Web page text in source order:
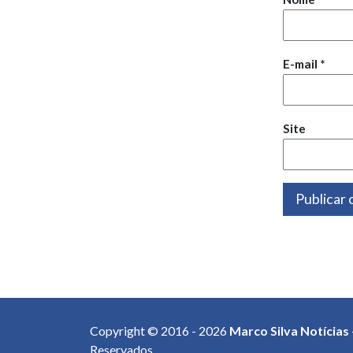
E-mail *
Site
Copyright © 2016 - 2026 Marco Silva Notícias
Reservados.